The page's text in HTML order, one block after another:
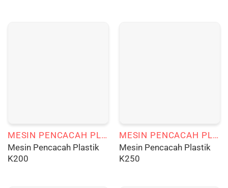
MESIN PENCACAH PLASTIK
Mesin Pencacah Plastik
K200
MESIN PENCACAH PLASTIK
Mesin Pencacah Plastik
K250